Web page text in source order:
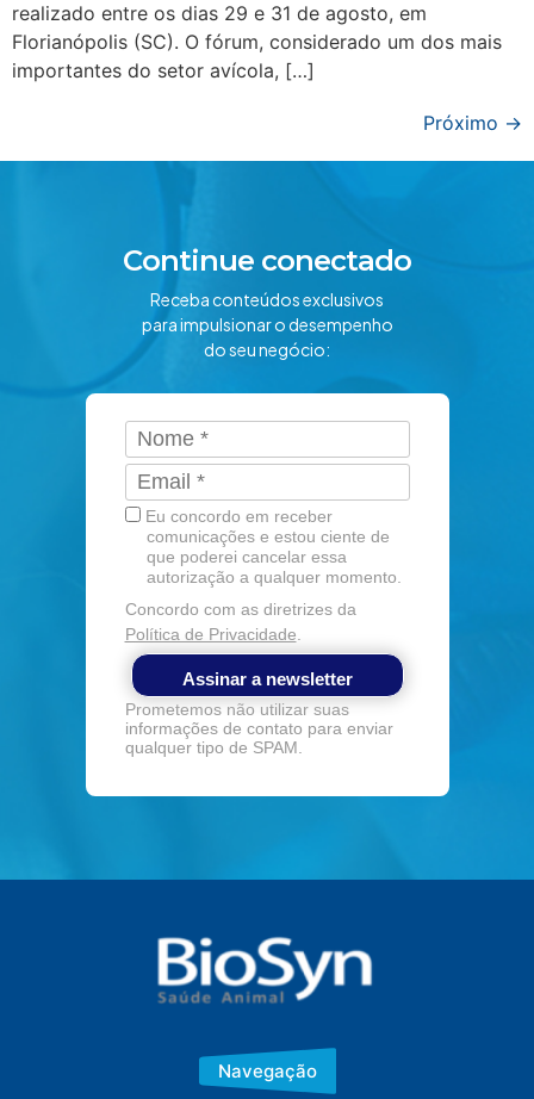
realizado entre os dias 29 e 31 de agosto, em
Florianópolis (SC). O fórum, considerado um dos mais
importantes do setor avícola, […]
Próximo →
Continue conectado
Receba conteúdos exclusivos
para impulsionar o desempenho
do seu negócio:
Eu concordo em receber
comunicações e estou ciente de
que poderei cancelar essa
autorização a qualquer momento.
Concordo com as diretrizes da
Política de Privacidade
Assinar a newsletter
Prometemos não utilizar suas
informações de contato para enviar
qualquer tipo de SPAM.
Navegação